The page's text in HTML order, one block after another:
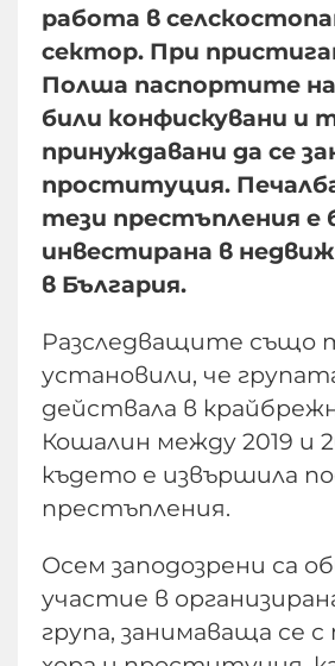
работа в
сектор. При
Полша паспортите
били конфискувани и
принуждавани да се
проституция.
тези престъпления е
инвестирана в
в България.
Разследващите също
установили, че
действала в
Кошалин между 2019 и
където е извършила
престъпления.
Осем заподозрени са
участие в
група, занимаваща се